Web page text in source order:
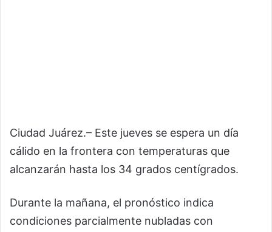
Ciudad Juárez.– Este jueves se espera un día
cálido en la frontera con temperaturas que
alcanzarán hasta los 34 grados centígrados.
Durante la mañana, el pronóstico indica
condiciones parcialmente nubladas con